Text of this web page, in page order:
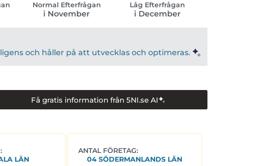
Normal Efterfrågan
i November
Låg Efterfrågan
i December
och håller på att utvecklas och optimeras.
Få gratis information från 5NI.se AI
LÄN
ANTAL FÖRETAG:
04 SÖDERMANLANDS LÄN